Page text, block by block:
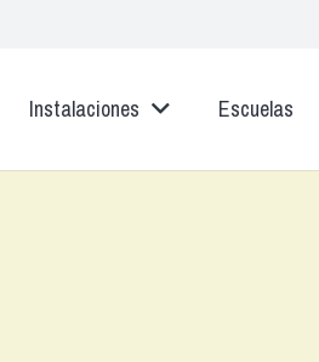
Instalaciones Escuelas